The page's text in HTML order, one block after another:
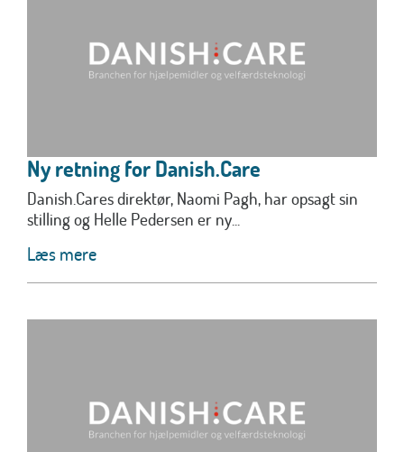
Ny retning for Danish.Care
Danish.Cares direktør, Naomi Pagh, har opsagt sin
stilling og Helle Pedersen er ny...
Læs mere